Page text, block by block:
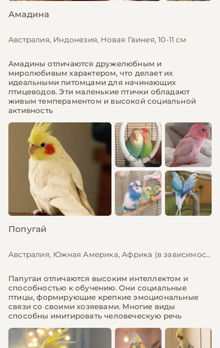
Амадина
Австралия, Индонезия, Новая Гвинея, 10-11 см
Амадины отличаются дружелюбным и
миролюбивым характером, что делает их
идеальными питомцами для начинающих
птицеводов. Эти маленькие птички обладают
живым темпераментом и высокой социальной
активность
Попугай
Австралия, Южная Америка, Африка (в зависимости от вида), 10-40 см (в зависимости от вида)
Папугаи отличаются высоким интеллектом и
способностью к обучению. Они социальные
птицы, формирующие крепкие эмоциональные
связи со своими хозяевами. Многие виды
способны имитировать человеческую речь